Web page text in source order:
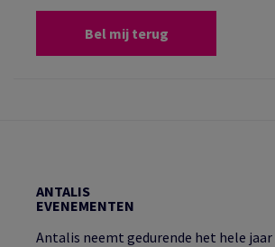
Bel mij terug
ANTALIS
EVENEMENTEN
Antalis neemt gedurende het hele jaar